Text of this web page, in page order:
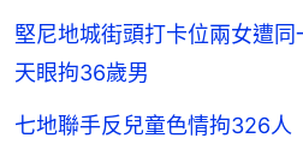
堅尼地城街頭打卡位兩女遭
天眼拘36歲男
七地聯手反兒童色情拘326